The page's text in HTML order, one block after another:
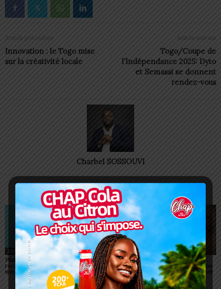
Article précédent
Innovation : le Togo mise
sur la créativité locale
Article suivant
Togo/Coupe de
l’Indépendance 2025: Dyto
et Semassi se donnent
rendez-vous
Charbel SOSSOUVI
ARTICLES CONNEXES PLUS DE L'AUTEUR
SANTÉ
Pilule du lendemain : un
recours d’urgence, pas
une habitude à banaliser
SANTÉ
Togo : 525 places ouvertes
dans les écoles de santé
SANTÉ
Conjonctivites (Apollo) :
non, un simple regard ne
peut pas vous contaminer